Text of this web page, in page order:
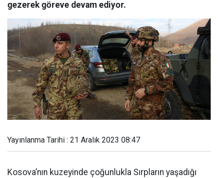
gezerek göreve devam ediyor.
Yayınlanma Tarihi : 21 Aralık 2023 08:47
Kosova’nın kuzeyinde çoğunlukla Sırpların yaşadığı